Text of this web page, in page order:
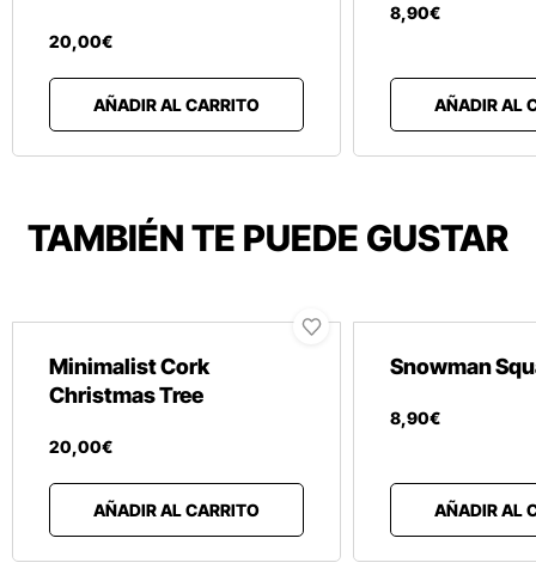
20,00€
AÑADIR AL CARRITO
8,90€
AÑADIR AL
TAMBIÉN TE PUEDE GUSTAR
Minimalist Cork
Christmas Tree
20,00€
AÑADIR AL CARRITO
Snowman
8,90€
AÑADIR AL